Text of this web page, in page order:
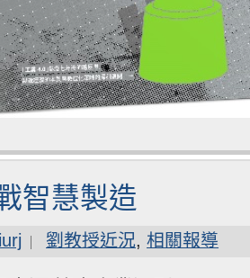
智慧製造
liurj 劉教授近況, 相關報導